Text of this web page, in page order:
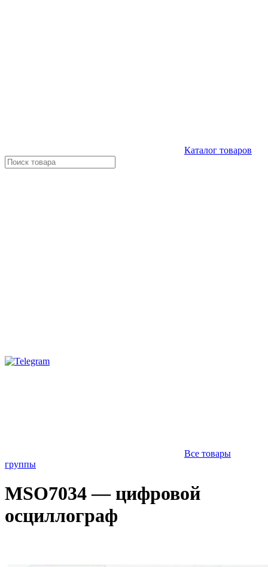
Каталог товаров
Все товары
группы
MSO7034 — цифровой
осциллограф